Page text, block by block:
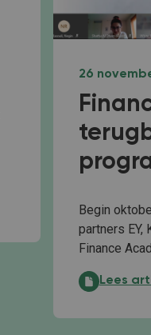
26
Begin
partners EY,
Finance
Finance
Lees